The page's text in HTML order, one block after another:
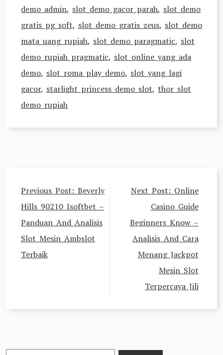
demo admin, slot demo gacor parah, slot demo
gratis pg soft, slot demo gratis zeus, slot demo
mata uang rupiah, slot demo paragmatic, slot
demo rupiah pragmatic, slot online yang ada
demo, slot roma play demo, slot yang lagi
gacor, starlight princess demo slot, thor slot
demo rupiah
Post
navigation
Previous Post: Beverly
Hills 90210 Isoftbet –
Panduan And Analisis
Slot Mesin Ambslot
Terbaik
Next Post: Online
Casino Guide
Beginners Know –
Analisis And Cara
Menang Jackpot
Mesin Slot
Terpercaya Jili